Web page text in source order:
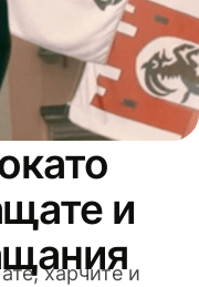
и
харчите и